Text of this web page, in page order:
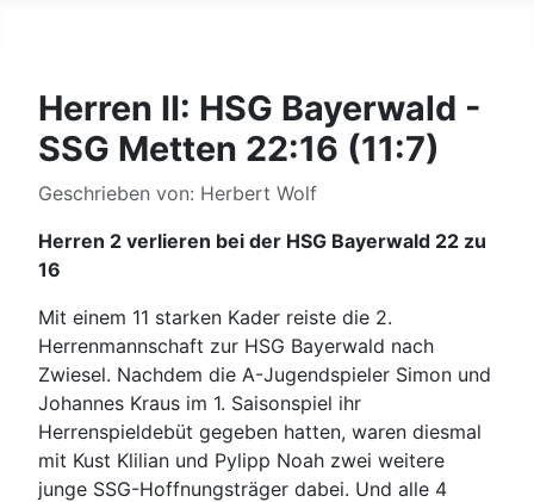
Herren II: HSG Bayerwald -
SSG Metten 22:16 (11:7)
Details
Geschrieben von: Herbert Wolf
Herren 2 verlieren bei der HSG Bayerwald 22 zu
16
Mit einem 11 starken Kader reiste die 2.
Herrenmannschaft zur HSG Bayerwald nach
Zwiesel. Nachdem die A-Jugendspieler Simon und
Johannes Kraus im 1. Saisonspiel ihr
Herrenspieldebüt gegeben hatten, waren diesmal
mit Kust Klilian und Pylipp Noah zwei weitere
junge SSG-Hoffnungsträger dabei. Und alle 4